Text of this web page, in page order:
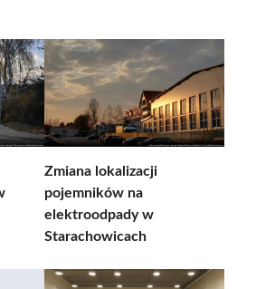
Zmiana lokalizacji
pojemników na
elektroodpady w
Starachowicach